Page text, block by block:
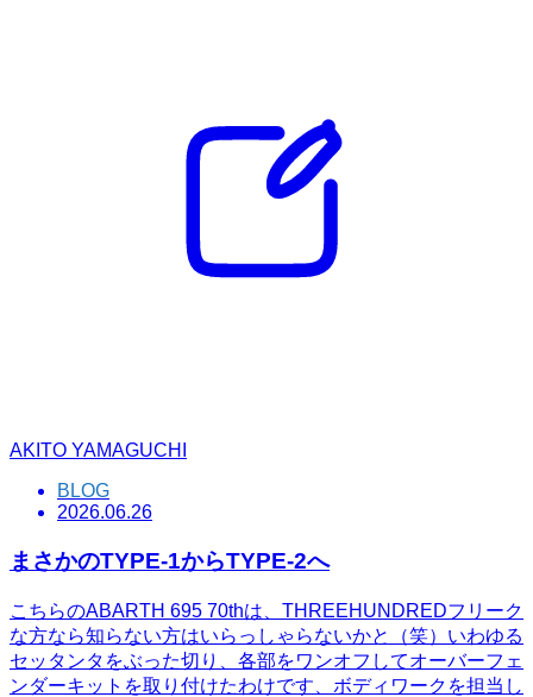
AKITO YAMAGUCHI
BLOG
2026.06.26
まさかのTYPE-1からTYPE-2へ
こちらのABARTH 695 70thは、THREEHUNDREDフリーク
な方なら知らない方はいらっしゃらないかと（笑）いわゆる
セッタンタをぶった切り、各部をワンオフしてオーバーフェ
ンダーキットを取り付けたわけです、ボディワークを担当し